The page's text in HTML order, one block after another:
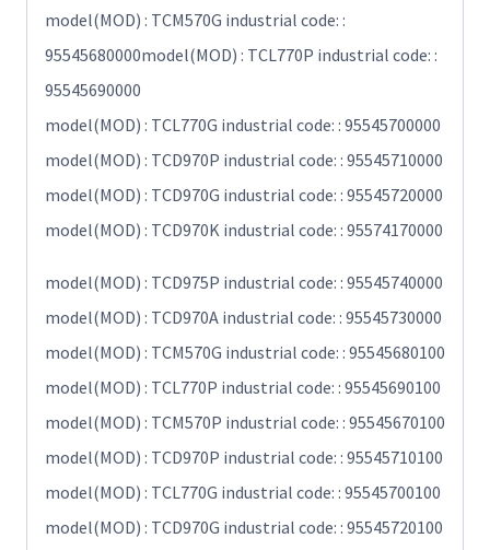
model(MOD) : TCM570G industrial code: :
95545680000model(MOD) : TCL770P industrial code: :
95545690000
model(MOD) : TCL770G industrial code: : 95545700000
model(MOD) : TCD970P industrial code: : 95545710000
model(MOD) : TCD970G industrial code: : 95545720000
model(MOD) : TCD970K industrial code: : 95574170000
model(MOD) : TCD975P industrial code: : 95545740000
model(MOD) : TCD970A industrial code: : 95545730000
model(MOD) : TCM570G industrial code: : 95545680100
model(MOD) : TCL770P industrial code: : 95545690100
model(MOD) : TCM570P industrial code: : 95545670100
model(MOD) : TCD970P industrial code: : 95545710100
model(MOD) : TCL770G industrial code: : 95545700100
model(MOD) : TCD970G industrial code: : 95545720100